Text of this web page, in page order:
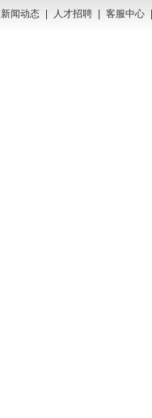
新闻动态 人才招聘 客服中心